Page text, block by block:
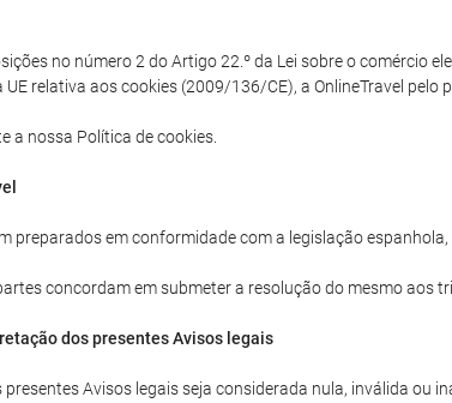
no número 2 do Artigo 22.º da Lei sobre o comércio
relativa aos cookies (2009/136/CE), a OnlineTravel
a nossa Política de cookies.
preparados em conformidade com a legislação
concordam em submeter a resolução do mesmo aos
dos presentes Avisos legais
Avisos legais seja considerada nula, inválida ou